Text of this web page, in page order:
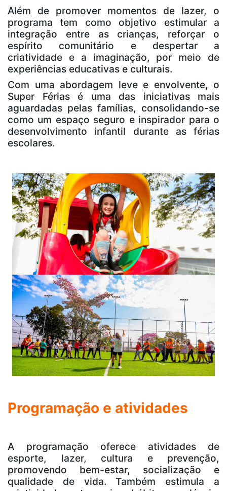
Além de promover momentos de lazer, o
programa tem como objetivo estimular a
integração entre as crianças, reforçar o
espírito comunitário e despertar a
criatividade e a imaginação, por meio de
experiências educativas e culturais.
Com uma abordagem leve e envolvente, o
Super Férias é uma das iniciativas mais
aguardadas pelas famílias, consolidando-se
como um espaço seguro e inspirador para o
desenvolvimento infantil durante as férias
escolares.
Programação e atividades
A programação oferece atividades de
esporte, lazer, cultura e prevenção,
promovendo bem-estar, socialização e
qualidade de vida. Também estimula a